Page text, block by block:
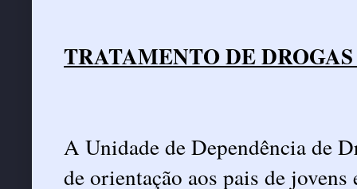
TRATAMENTO DE
A Unidade de Dependência de
de orientação aos pais de